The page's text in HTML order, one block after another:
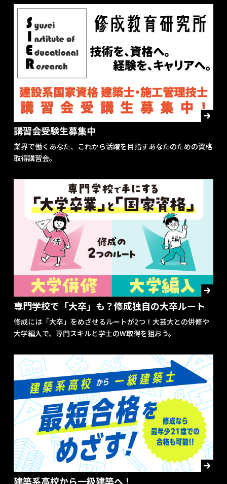
講習会受験生募集中
業界で働くあなた、これから活躍を目指すあなたのための資格
取得講習会。
専門学校で「大卒」も？修成独自の大卒ルート
修成には「大卒」をめざせるルートが2つ！大芸大との併修や
大学編入で、専門スキルと学士のW取得を狙おう。
建築系高校から一級建築へ！